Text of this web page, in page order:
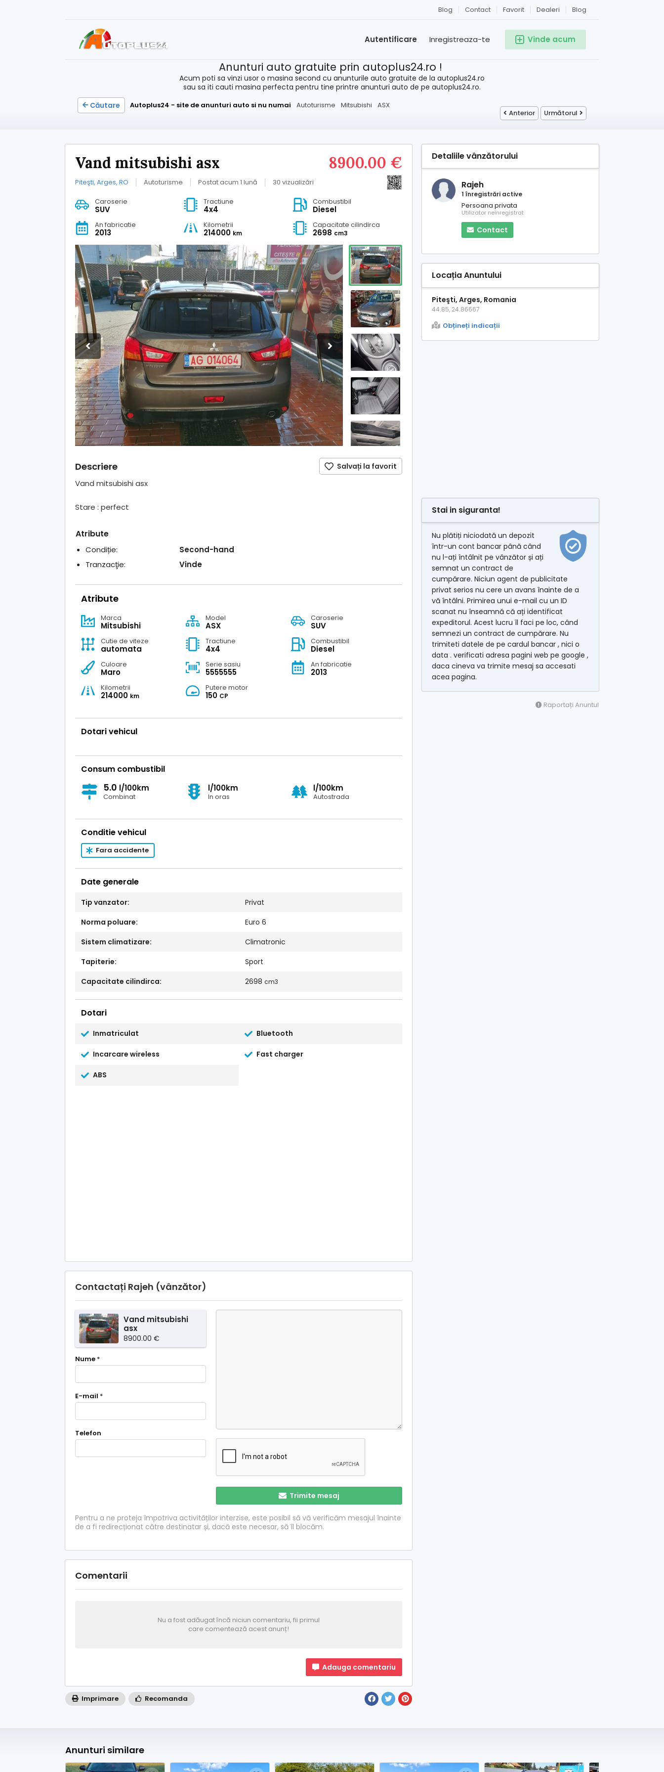
Blog
Dealeri
Favorit
Contact
Blog
Vinde acum
Inregistreaza-te
Autentificare
Anunturi auto gratuite prin autoplus24.ro !
Acum poti sa vinzi usor o masina second cu anunturile auto gratuite de la autoplus24.ro
sau sa iti cauti masina perfecta pentru tine printre anunturi auto de pe autoplus24.ro.
Căutare
Autoplus24 - site de anunturi auto si nu numai Autoturisme Mitsubishi
ASX
Anterior
Următorul
8900.00 €
Vand mitsubishi asx
Piteşti, Arges, RO Autoturisme Postat acum 1 lună 30 vizualizări
Caroserie
SUV
Tractiune
4x4
Combustibil
Diesel
An fabricatie
2013
Kilometrii
214000 km
Capacitate cilindirca
2698 cm3
Salvați la favorit
Descriere
Vand mitsubishi asx
Stare : perfect
Atribute
Condiție:
Second-hand
Tranzacţie:
Vinde
Atribute
Marca
Mitsubishi
Model
ASX
Caroserie
SUV
Cutie de viteze
automata
Tractiune
4x4
Combustibil
Diesel
Culoare
Maro
Serie sasiu
5555555
An fabricatie
2013
Kilometrii
214000 km
Putere motor
150 CP
Dotari vehicul
Consum combustibil
5.0 l/100km
Combinat
l/100km
In oras
l/100km
Autostrada
Conditie vehicul
Fara accidente
Date generale
Tip vanzator:
Privat
Norma poluare:
Euro 6
Sistem climatizare:
Climatronic
Tapiterie:
Sport
Capacitate cilindirca:
2698cm3
Dotari
Inmatriculat Bluetooth
Incarcare wireless Fast charger
ABS
Contactați Rajeh (vânzător)
Vand mitsubishi
asx
8900.00 €
Nume *
E-mail *
Telefon
Trimite mesaj
Pentru a ne proteja împotriva activităților interzise, ​​este posibil să vă verificăm mesajul înainte
de a fi redirecționat către destinatar și, dacă este necesar, să îl blocăm.
Comentarii
Nu a fost adăugat încă niciun comentariu, fii primul
care comentează acest anunț!
Adauga comentariu
Imprimare Recomanda
Detaliile vânzătorului
Rajeh
1 înregistrări active
Persoana privata
Utilizator neînregistrat
Contact
Locația Anuntului
Piteşti, Arges, Romania
44.85, 24.86667
Obțineți indicații
Stai in siguranta!
Nu plătiți niciodată un depozit
într-un cont bancar până când
nu l-ați întâlnit pe vânzător și ați
semnat un contract de
cumpărare. Niciun agent de publicitate
privat serios nu cere un avans înainte de a
vă întâlni. Primirea unui e-mail cu un ID
scanat nu înseamnă că ați identificat
expeditorul. Acest lucru îl faci pe loc, când
semnezi un contract de cumpărare. Nu
trimiteti datele de pe cardul bancar , nici o
data . verificati adresa pagini web pe google ,
daca cineva va trimite mesaj sa accesati
acea pagina.
Raportați Anuntul
Anunturi similare